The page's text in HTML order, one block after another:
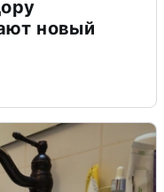
новый